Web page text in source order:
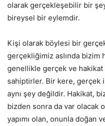
olarak gerçekleşebilir bir
bireysel bir eylemdir.
Kişi olarak böylesi bir
gerçekliğimiz aslında bizim
genellikle gerçek ve
sahiptirler. Bir kere, gerçek
aynı şey değildir. Hakikat,
bizden sonra da var olacak
yapımı olan, onunla doğan